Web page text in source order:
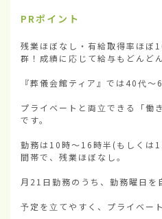
PRポイント
残業ほぼなし・有給取得率ほぼ
群！成績に応じて給与もどんど
『葬儀会館ティア』では40代〜
プライベートと両立できる「働
です。
勤務は10時〜16時半(もしくは
間帯で、残業ほぼなし。
月21日勤務のうち、勤務曜日を
予定を立てやすく、プライベー